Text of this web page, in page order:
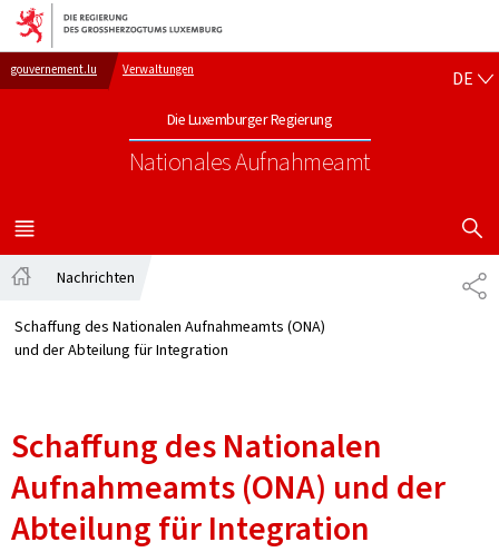
Zur Hauptnavigation
Zum Inhalt
gouvernement.lu Verwaltungen
Die Luxemburger Regierung
Nationales Aufnahmeamt
DE
MENÜ
HAUPT-
Nachrichten
Schaffung des Nationalen Aufnahmeamts (ONA)
und der Abteilung für Integration
Schaffung des Nationalen
Aufnahmeamts (ONA) und der
Abteilung für Integration